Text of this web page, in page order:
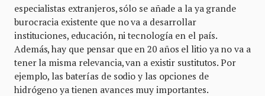
especialistas extranjeros, sólo se añade a la ya grande
burocracia existente que no va a desarrollar
instituciones, educación, ni tecnología en el país.
Además, hay que pensar que en 20 años el litio ya no va a
tener la misma relevancia, van a existir sustitutos. Por
ejemplo, las baterías de sodio y las opciones de
hidrógeno ya tienen avances muy importantes.